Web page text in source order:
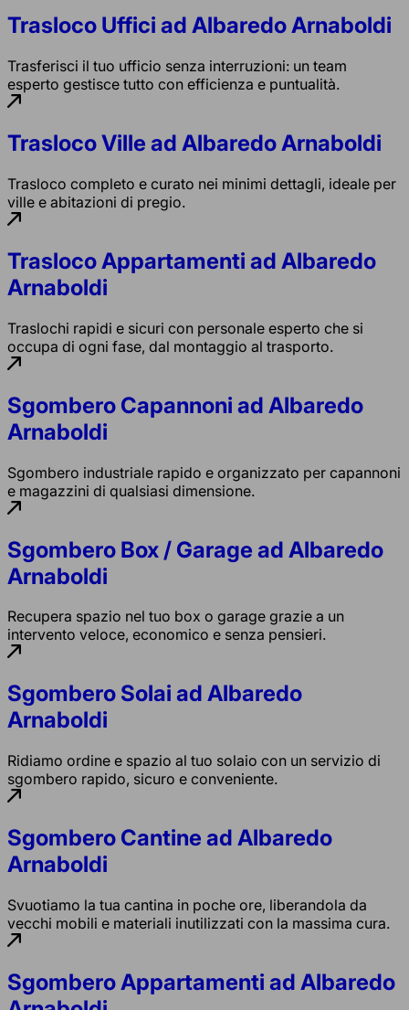
Trasloco Uffici ad Albaredo Arnaboldi
Trasferisci il tuo ufficio senza interruzioni: un team
esperto gestisce tutto con efficienza e puntualità.
Trasloco Ville ad Albaredo Arnaboldi
Trasloco completo e curato nei minimi dettagli, ideale per
ville e abitazioni di pregio.
Trasloco Appartamenti ad Albaredo
Arnaboldi
Traslochi rapidi e sicuri con personale esperto che si
occupa di ogni fase, dal montaggio al trasporto.
Sgombero Capannoni ad Albaredo
Arnaboldi
Sgombero industriale rapido e organizzato per capannoni
e magazzini di qualsiasi dimensione.
Sgombero Box / Garage ad Albaredo
Arnaboldi
Recupera spazio nel tuo box o garage grazie a un
intervento veloce, economico e senza pensieri.
Sgombero Solai ad Albaredo
Arnaboldi
Ridiamo ordine e spazio al tuo solaio con un servizio di
sgombero rapido, sicuro e conveniente.
Sgombero Cantine ad Albaredo
Arnaboldi
Svuotiamo la tua cantina in poche ore, liberandola da
vecchi mobili e materiali inutilizzati con la massima cura.
Sgombero Appartamenti ad Albaredo